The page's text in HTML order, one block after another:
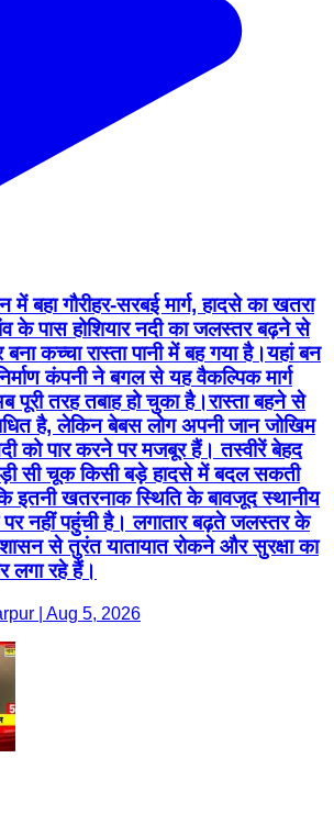
में बहा गौरीहर-सरबई मार्ग, हादसे का खतरा
के पास होशियार नदी का जलस्तर बढ़ने से
बना कच्चा रास्ता पानी में बह गया है।यहां बन
कंपनी ने बगल से यह वैकल्पिक मार्ग
पूरी तरह तबाह हो चुका है।रास्ता बहने से
है, लेकिन बेबस लोग अपनी जान जोखिम
को पार करने पर मजबूर हैं। तस्वीरें बेहद
सी चूक किसी बड़े हादसे में बदल सकती
इतनी खतरनाक स्थिति के बावजूद स्थानीय
नहीं पहुंची है। लगातार बढ़ते जलस्तर के
से तुरंत यातायात रोकने और सुरक्षा का
लगा रहे हैं।
| Aug 5, 2026